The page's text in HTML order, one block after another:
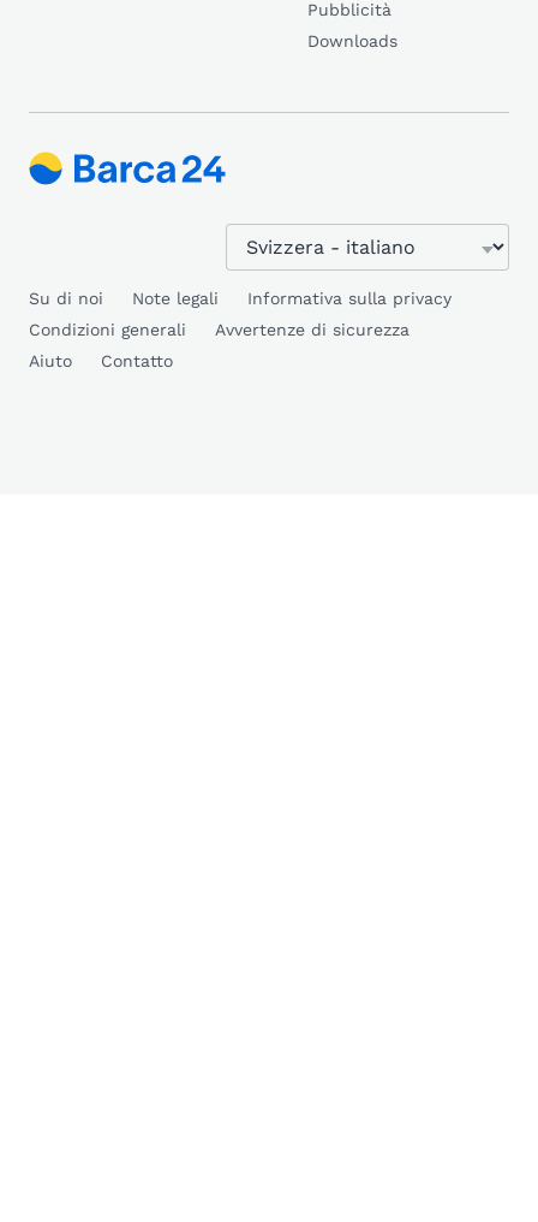
Pubblicità
Downloads
Su di noi Note legali
Informativa sulla privacy
Condizioni generali
Avvertenze di sicurezza
Aiuto
Contatto